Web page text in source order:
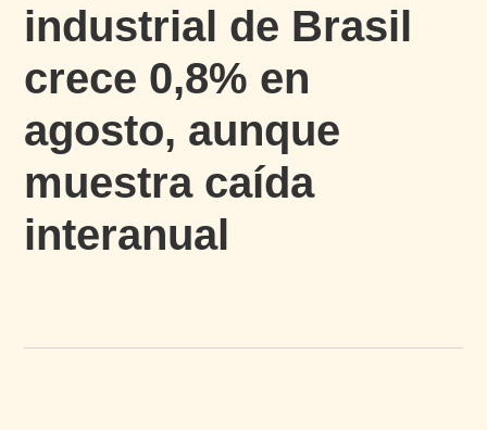
industrial de Brasil
crece 0,8% en
agosto, aunque
muestra caída
interanual